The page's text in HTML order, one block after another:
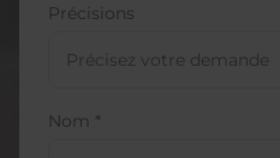
Précisions
Nom *